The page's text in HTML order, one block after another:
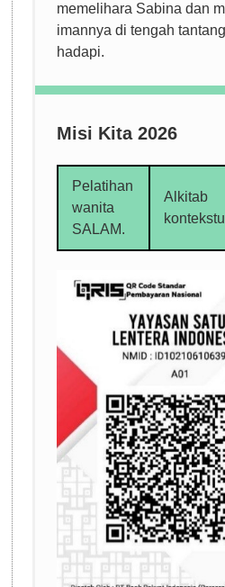
memelihara Sabina dan
imannya di tengah
hadapi.
Misi Kita 2026
Pelatihan
wanita
SALAM.
Alkitab